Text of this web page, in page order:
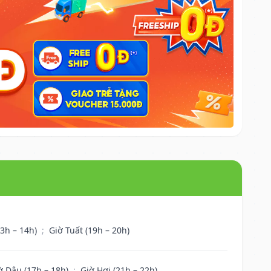
– 14h) ; Giờ Tuất (19h – 20h)